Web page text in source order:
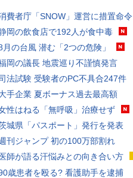
費者庁「SNOW」運営に措置命令
岡の飲食店で192人が食中毒
月の台風 潜む「2つの危険」
岡の議長 地震巡り不謹慎発言
法試験 受験者のPC不具合247件
手企業 夏ボーナス過去最高額
性はねる「無呼吸」治療せず
城県「パスポート」発行を発表
刊ジャンプ 初の100万部割れ
師が語る汗悩みとの向き合い方
歳患者を殴る? 看護助手を逮捕